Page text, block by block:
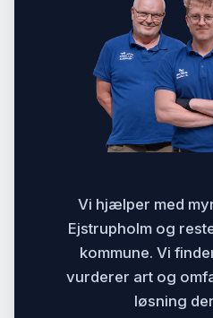
Vi hjælper med
Ejstrupholm og
kommune. Vi
vurderer art og
løsning